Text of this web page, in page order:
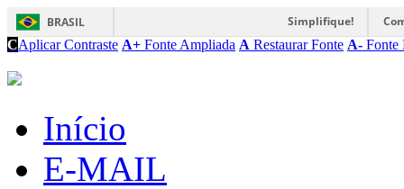
BRASIL Simplifique!
CAplicar Contraste A+ Fonte Ampliada A Restaurar Fonte A- Fonte
Início
E-MAIL